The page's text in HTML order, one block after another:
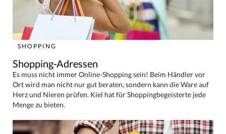
SHOPPING
Shopping-Adressen
Es muss nicht immer Online-Shopping sein! Beim Händler vor
Ort wird man nicht nur gut beraten, sondern kann die Ware auf
Herz und Nieren prüfen. Kiel hat für Shoppingbegeisterte jede
Menge zu bieten.